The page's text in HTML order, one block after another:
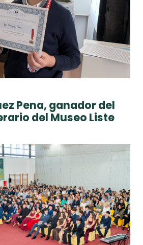
Pena, ganador del
del Museo Liste